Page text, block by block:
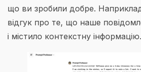
що ви зробили добре.
відгук про те, що наше
і містило контекстну інформацію.